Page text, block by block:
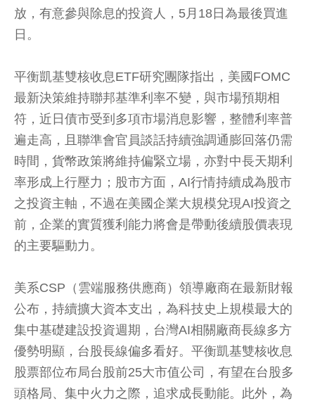
放，有意參與除息的投資人，5月18日為最後買進
日。
平衡凱基雙核收息ETF研究團隊指出，美國FOMC
最新決策維持聯邦基準利率不變，與市場預期相
符，近日債市受到多項市場消息影響，整體利率普
遍走高，且聯準會官員談話持續強調通膨回落仍需
時間，貨幣政策將維持偏緊立場，亦對中長天期利
率形成上行壓力；股市方面，AI行情持續成為股市
之投資主軸，不過在美國企業大規模兌現AI投資之
前，企業的實質獲利能力將會是帶動後續股價表現
的主要驅動力。
美系CSP（雲端服務供應商）領導廠商在最新財報
公布，持續擴大資本支出，為科技史上規模最大的
集中基礎建設投資週期，台灣AI相關廠商長線多方
優勢明顯，台股長線偏多看好。平衡凱基雙核收息
股票部位布局台股前25大市值公司，有望在台股多
頭格局、集中火力之際，追求成長動能。此外，為